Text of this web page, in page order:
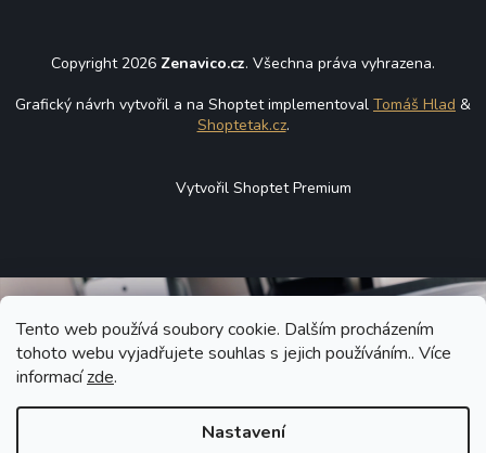
Tento web používá soubory cookie. Dalším procházením
tohoto webu vyjadřujete souhlas s jejich používáním.. Více
informacízde.
Nastavení
Copyright 2026 Zenavico.cz. Všechna práva vyhrazena.
Grafický návrh vytvořil a na Shoptet implementoval Tomáš Hlad &
Shoptetak.cz.
Vytvořil Shoptet Premium